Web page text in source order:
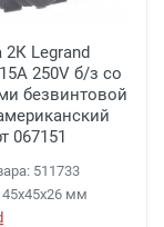
2К Legrand
250V б/з со
безвинтовой
067151
511733
мм